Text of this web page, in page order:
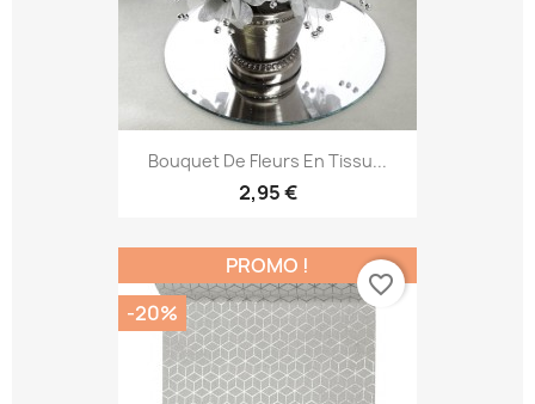
Bouquet De Fleurs En Tissu...
2,95 €
PROMO !
-20%
favorite_border